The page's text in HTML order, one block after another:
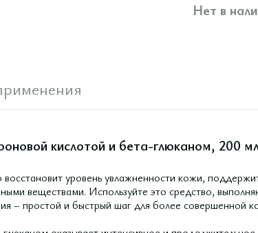
Нет в
кислотой и бета-глюканом, 200
уровень увлажненности кожи,
веществами. Используйте это средство,
– простой и быстрый шаг для более совершенной